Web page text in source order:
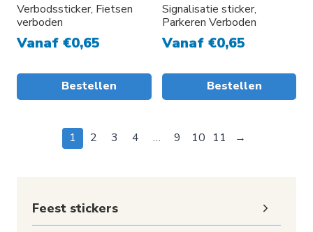
Verbodssticker, Fietsen
verboden
Vanaf €0,65
Bestellen
Signalisatie sticker,
Parkeren Verboden
Vanaf €0,65
Bestellen
1 2 3 4 … 9 10 11 →
Feest stickers